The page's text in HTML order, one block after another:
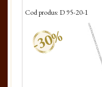
Cod produs: D 95-20-1
-30%